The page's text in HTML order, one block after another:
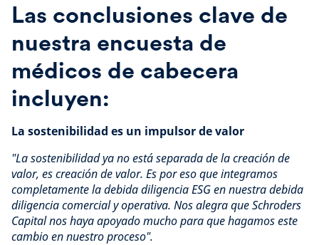
Las conclusiones clave de
nuestra encuesta de
médicos de cabecera
incluyen:
La sostenibilidad es un impulsor de valor
"La sostenibilidad ya no está separada de la creación de
valor, es creación de valor. Es por eso que integramos
completamente la debida diligencia ESG en nuestra debida
diligencia comercial y operativa. Nos alegra que Schroders
Capital nos haya apoyado mucho para que hagamos este
cambio en nuestro proceso".